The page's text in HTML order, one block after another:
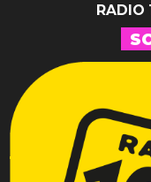
RADIO